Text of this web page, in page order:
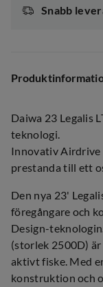
Snabb
Daiwa 23 Legalis
teknologi.
Innovativ Airdrive
prestanda till ett
Den nya 23'
föregångare och
Design-
(storlek 2500D)
aktivt fiske. Med
konstruktion och